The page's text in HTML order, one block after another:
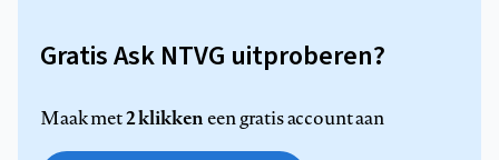
Gratis Ask NTVG uitproberen?
Maak met2 klikkeneen gratis account aan